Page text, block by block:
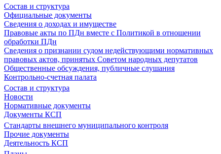
Состав и структура
Официальные документы
Сведения о доходах и имуществе
Правовые акты по ПДн вместе с Политикой в отношении
обработки ПДн
Сведения о признании судом недействующими нормативных
правовых актов, принятых Советом народных депутатов
Общественные обсуждения, публичные слушания
Контрольно-счетная палата
Состав и структура
Новости
Нормативные документы
Документы КСП
Стандарты внешнего муниципального контроля
Прочие документы
Деятельность КСП